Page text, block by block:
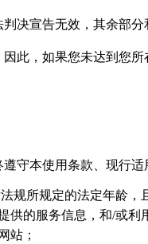
决宣告无效，其余部分
此，如果您未达到您
守本使用条款、现行
规所规定的法定年龄
供的服务信息，和/或
站；